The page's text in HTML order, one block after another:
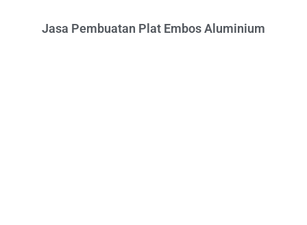
Jasa Pembuatan Plat Embos Aluminium